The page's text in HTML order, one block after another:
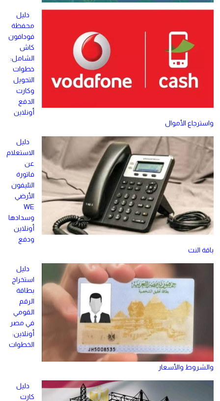
دليل
محفظة
فودافون
كاش
الشامل:
خطوات
التحويل
وكارت
الدفع
أونلاين
واسترجاع الأموال
دليل
الاستعلام
عن
فاتورة
التليفون
الأرضي
WE
وسدادها
أونلاين
ودفع
باقة النت
دليل
استخراج
بطاقة
الرقم
القومي
في مصر
أونلاين:
الخطوات
والشروط والأسعار
دليل
كارت